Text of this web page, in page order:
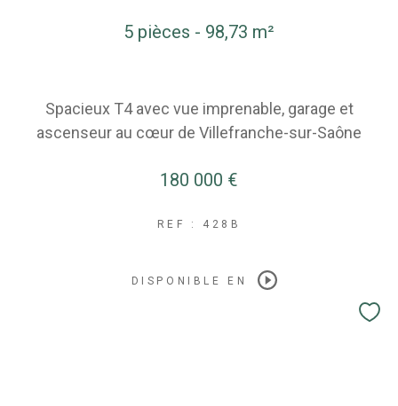
5 pièces - 98,73 m²
Spacieux T4 avec vue imprenable, garage et
ascenseur au cœur de Villefranche-sur-Saône
180 000 €
REF : 428B
DISPONIBLE EN